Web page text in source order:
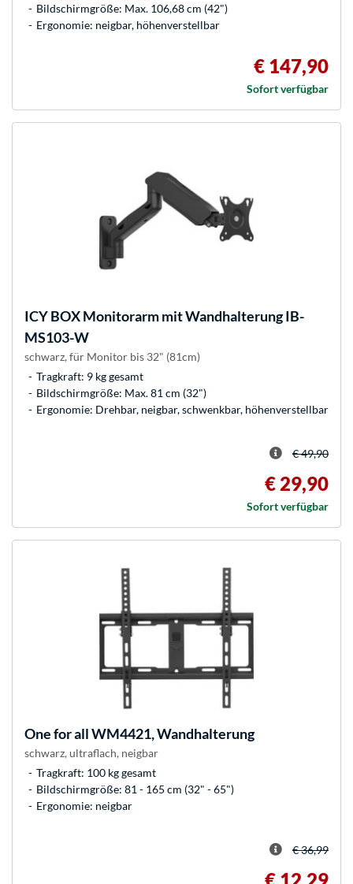
Bildschirmgröße: Max. 106,68 cm (42")
Ergonomie: neigbar, höhenverstellbar
€ 147,90
Sofort verfügbar
ICY BOXMonitorarm mit Wandhalterung IB-
MS103-W
schwarz, für Monitor bis 32" (81cm)
Tragkraft: 9 kg gesamt
Bildschirmgröße: Max. 81 cm (32")
Ergonomie: Drehbar, neigbar, schwenkbar, höhenverstellbar
€ 49,90
€ 29,90
Sofort verfügbar
One for allWM4421, Wandhalterung
schwarz, ultraflach, neigbar
Tragkraft: 100 kg gesamt
Bildschirmgröße: 81 - 165 cm (32" - 65")
Ergonomie: neigbar
€ 36,99